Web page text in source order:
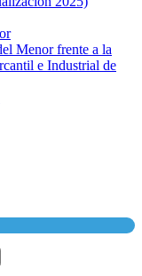
Menor frente a la
e Industrial de